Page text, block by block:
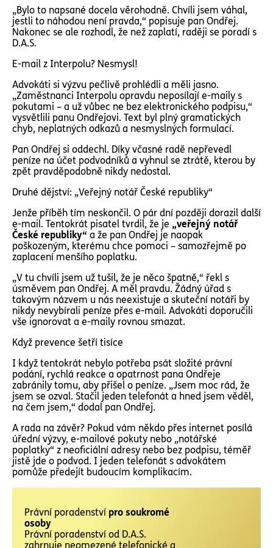
„Bylo to napsané docela věrohodně. Chvíli jsem váhal,
jestli to náhodou není pravda,“ popisuje pan Ondřej.
Nakonec se ale rozhodl, že než zaplatí, raději se poradí s
D.A.S.
E-mail z Interpolu? Nesmysl!
Advokáti si výzvu pečlivě prohlédli a měli jasno.
„Zaměstnanci Interpolu opravdu neposílají e-maily s
pokutami – a už vůbec ne bez elektronického podpisu,“
vysvětlili panu Ondřejovi. Text byl plný gramatických
chyb, neplatných odkazů a nesmyslných formulací.
Pan Ondřej si oddechl. Díky včasné radě nepřevedl
peníze na účet podvodníků a vyhnul se ztrátě, kterou by
zpět pravděpodobně nikdy nedostal.
Druhé dějství: „Veřejný notář České republiky“
Jenže příběh tím neskončil. O pár dní později dorazil další
e-mail. Tentokrát pisatel tvrdil, že je „veřejný notář
České republiky“ a že pan Ondřej je naopak
poškozeným, kterému chce pomoci – samozřejmě po
zaplacení menšího poplatku.
„V tu chvíli jsem už tušil, že je něco špatně,“ řekl s
úsměvem pan Ondřej. A měl pravdu. Žádný úřad s
takovým názvem u nás neexistuje a skuteční notáři by
nikdy nevybírali peníze přes e-mail. Advokáti doporučili
vše ignorovat a e-maily rovnou smazat.
Když prevence šetří tisíce
I když tentokrát nebylo potřeba psát složité právní
podání, rychlá reakce a opatrnost pana Ondřeje
zabránily tomu, aby přišel o peníze. „Jsem moc rád, že
jsem se ozval. Stačil jeden telefonát a hned jsem věděl,
na čem jsem,“ dodal pan Ondřej.
A rada na závěr? Pokud vám někdo přes internet posílá
úřední výzvy, e-mailové pokuty nebo „notářské
poplatky“ z neoficiální adresy nebo bez podpisu, téměř
jistě jde o podvod. I jeden telefonát s advokátem
pomůže předejít budoucím komplikacím.
Právní poradenství pro soukromé
osoby
Právní poradenství od D.A.S.
zahrnuje neomezené telefonické a